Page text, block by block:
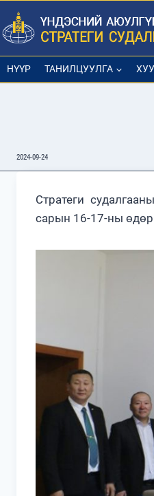
Skip
to
content
НҮҮР ТАНИЛЦУУЛГА
2024-09-24
Стратеги
сарын 16-17-ны өдөр